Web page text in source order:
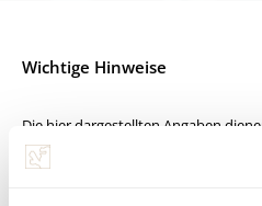
Wichtige Hinweise
Die hier dargestellten Angaben
ausschließlich der unverbindlichen
eine, insbesondere nach rechtlichen,